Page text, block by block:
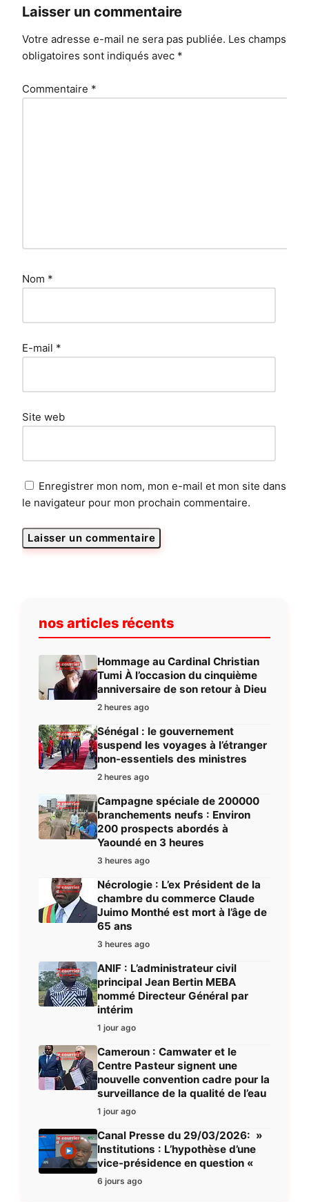
Laisser un commentaire
Votre adresse e-mail ne sera pas publiée. Les champs
obligatoires sont indiqués avec *
Commentaire *
Nom *
E-mail *
Site web
Enregistrer mon nom, mon e-mail et mon site dans
le navigateur pour mon prochain commentaire.
nos articles récents
Hommage au Cardinal Christian
Tumi À l’occasion du cinquième
anniversaire de son retour à Dieu
2 heures ago
Sénégal : le gouvernement
suspend les voyages à l’étranger
non-essentiels des ministres
2 heures ago
Campagne spéciale de 200000
branchements neufs : Environ
200 prospects abordés à
Yaoundé en 3 heures
3 heures ago
Nécrologie : L’ex Président de la
chambre du commerce Claude
Juimo Monthé est mort à l’âge de
65 ans
3 heures ago
ANIF : L’administrateur civil
principal Jean Bertin MEBA
nommé Directeur Général par
intérim
1 jour ago
Cameroun : Camwater et le
Centre Pasteur signent une
nouvelle convention cadre pour la
surveillance de la qualité de l’eau
1 jour ago
Canal Presse du 29/03/2026: »
Institutions : L’hypothèse d’une
vice-présidence en question «
6 jours ago